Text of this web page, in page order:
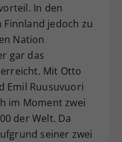
In den
Finnland jedoch zu
Nation
gar das
Mit Otto
Emil Ruusuvuori
im Moment zwei
der Welt. Da
seiner zwei